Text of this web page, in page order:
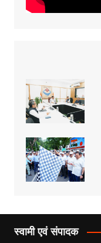
स्वामी एवं संपादक